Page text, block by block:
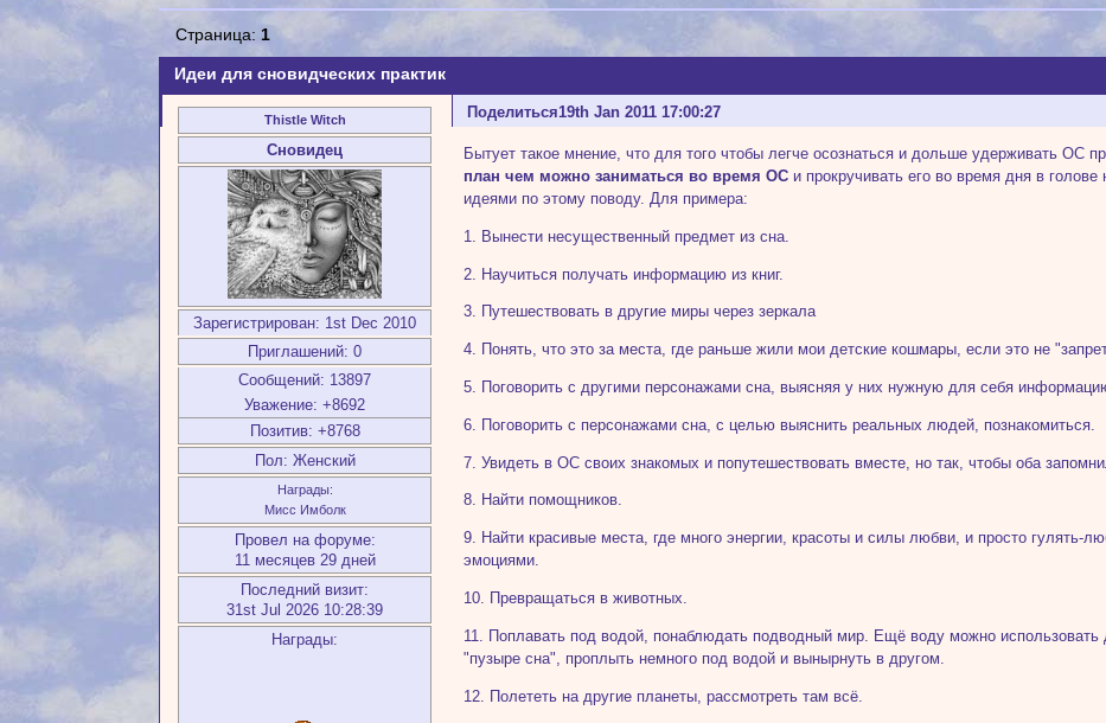
Идеи для сновидческих практик
Страница: 1
Поделиться19th Jan 2011 17:00:27
Thistle Witch
Сновидец
Зарегистрирован: 1st Dec 2010
Приглашений: 0
Сообщений: 13897
Уважение: +8692
Позитив: +8768
Пол: Женский
Награды:
Мисс Имболк
Провел на форуме:
11 месяцев 29 дней
Последний визит:
31st Jul 2026 10:28:39
Награды:
Бытует такое мнение, что для того чтобы легче осознаться и дольше удерживать ОС
план чем можно заниматься во время ОС и прокручивать его во время дня в
идеями по этому поводу. Для примера:
1. Вынести несущественный предмет из сна.
2. Научиться получать информацию из книг.
3. Путешествовать в другие миры через зеркала
4. Понять, что это за места, где раньше жили мои детские кошмары, если это не
5. Поговорить с другими персонажами сна, выясняя у них нужную для себя
6. Поговорить с персонажами сна, с целью выяснить реальных людей, познакомиться.
7. Увидеть в ОС своих знакомых и попутешествовать вместе, но так, чтобы оба
8. Найти помощников.
9. Найти красивые места, где много энергии, красоты и силы любви, и просто гулять-
эмоциями.
10. Превращаться в животных.
11. Поплавать под водой, понаблюдать подводный мир. Ещё воду можно использовать
"пузыре сна", проплыть немного под водой и вынырнуть в другом.
12. Полететь на другие планеты, рассмотреть там всё.